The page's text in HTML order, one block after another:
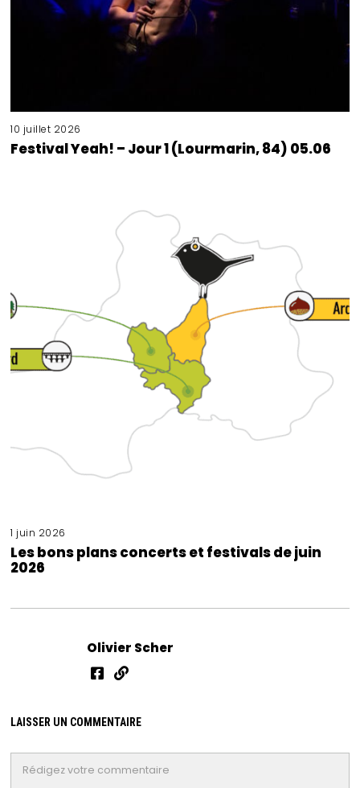
10 juillet 2026
Festival Yeah! – Jour 1 (Lourmarin, 84) 05.06
1 juin 2026
Les bons plans concerts et festivals de juin
2026
Olivier Scher
LAISSER UN COMMENTAIRE